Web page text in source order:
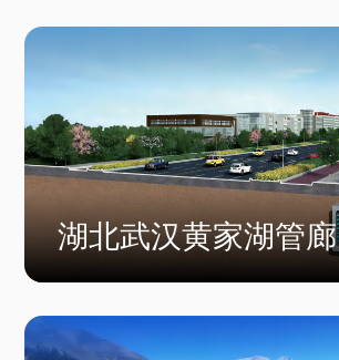
湖北武汉黄家湖管廊